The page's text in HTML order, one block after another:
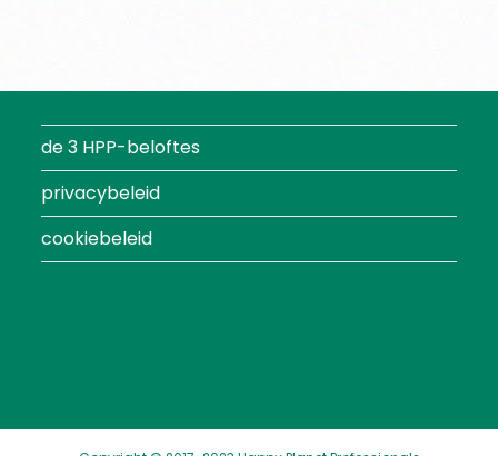
de 3 HPP-beloftes
privacybeleid
cookiebeleid